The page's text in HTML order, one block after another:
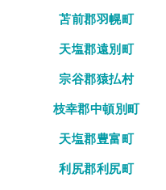
苫前郡羽幌町
天塩郡遠別町
宗谷郡猿払村
枝幸郡中頓別町
天塩郡豊富町
利尻郡利尻町